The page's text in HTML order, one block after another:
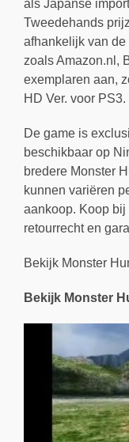
als Japanse
Tweedehands
afhankelijk van de
zoals Amazon.nl,
exemplaren aan,
HD Ver. voor PS3.
De game is
beschikbaar op
bredere Monster
kunnen variëren
aankoop. Koop
retourrecht en
Bekijk Monster
Bekijk Monster